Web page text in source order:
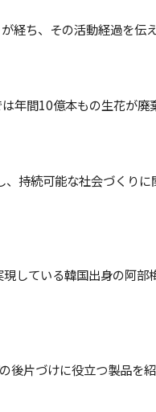
ち、その活動経過を伝
間10億本もの生花が廃
続可能な社会づくり
している韓国出身の阿
片づけに役立つ製品